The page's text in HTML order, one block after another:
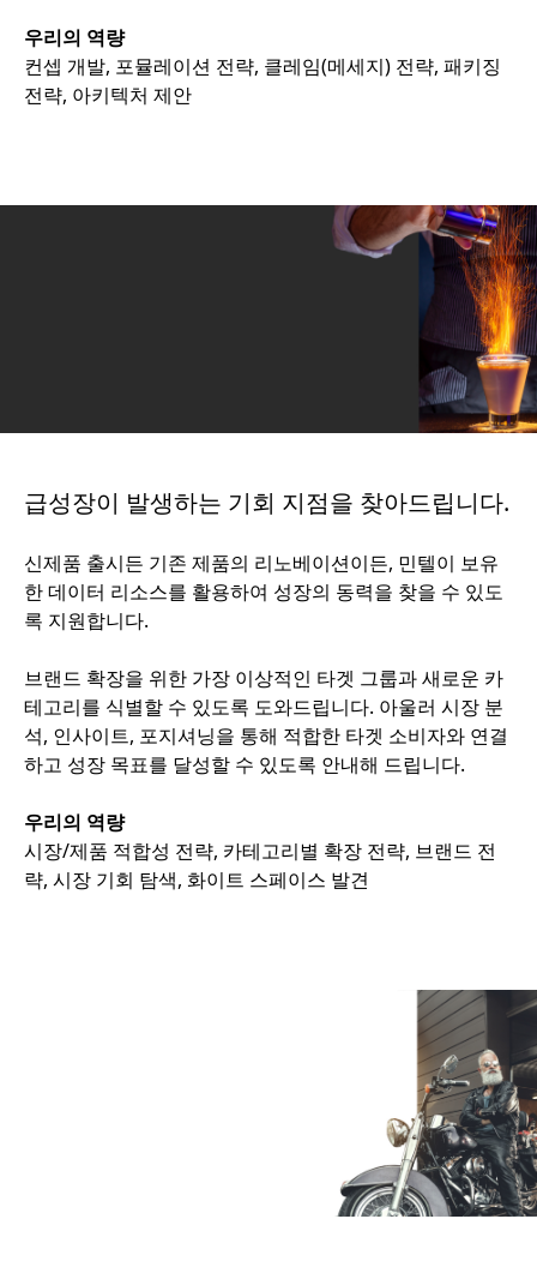
우리의 역량
컨셉 개발, 포뮬레이션 전략, 클레임(메세지) 전략, 패키징
전략, 아키텍처 제안
급성장이 발생하는 기회 지점을 찾아드립니다.
신제품 출시든 기존 제품의 리노베이션이든, 민텔이 보유
한 데이터 리소스를 활용하여 성장의 동력을 찾을 수 있도
록 지원합니다.
브랜드 확장을 위한 가장 이상적인 타겟 그룹과 새로운 카
테고리를 식별할 수 있도록 도와드립니다. 아울러 시장 분
석, 인사이트, 포지셔닝을 통해 적합한 타겟 소비자와 연결
하고 성장 목표를 달성할 수 있도록 안내해 드립니다.
우리의 역량
시장/제품 적합성 전략, 카테고리별 확장 전략, 브랜드 전
략, 시장 기회 탐색, 화이트 스페이스 발견